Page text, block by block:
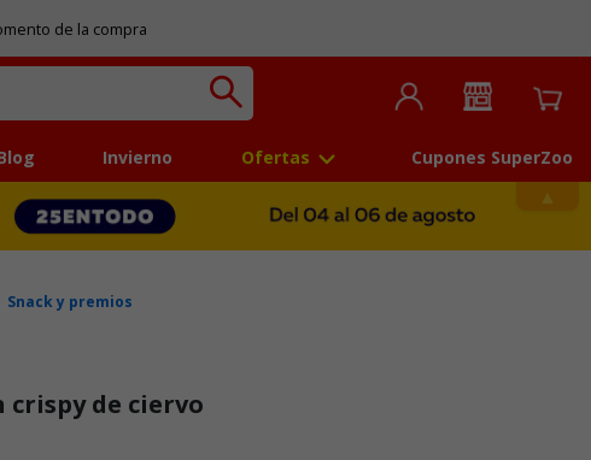
de la compra
Invierno Ofertas Cupones SuperZoo
Snack y premios
crispy de ciervo